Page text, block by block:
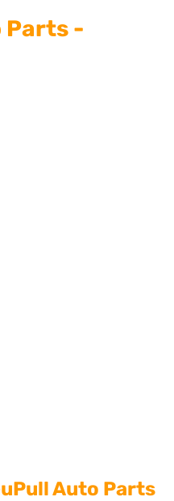
Parts -
Auto Parts